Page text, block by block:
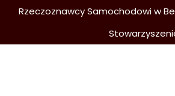
Rzeczoznawcy Samochodowi w